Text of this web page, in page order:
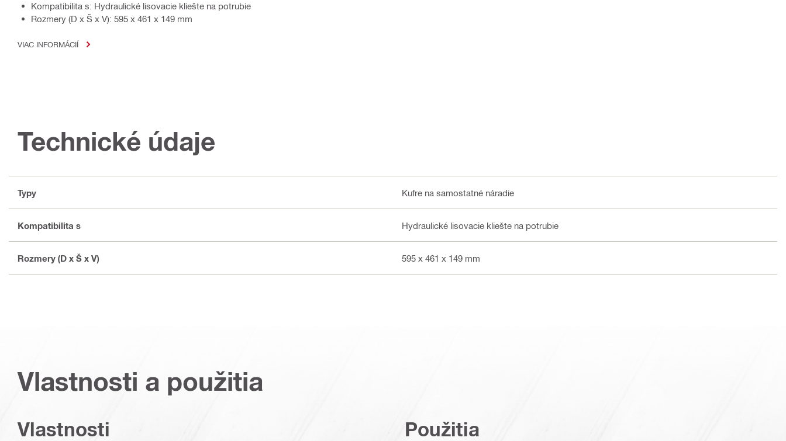
Kompatibilita s: Hydraulické lisovacie kliešte na potrubie
Rozmery (D x Š x V): 595 x 461 x 149 mm
VIAC INFORMÁCIÍ
Technické údaje
Typy Kufre na samostatné náradie
Kompatibilita s Hydraulické lisovacie kliešte na potrubie
Rozmery (D x Š x V) 595 x 461 x 149 mm
Vlastnosti a použitia
Vlastnosti Použitia